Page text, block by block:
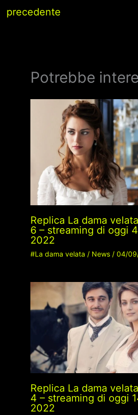
precedente
Potrebbe
Replica La dama
6 – streaming di oggi
2022
#La dama velata / News/ 04/
Replica La dama
4 – streaming di oggi
2022